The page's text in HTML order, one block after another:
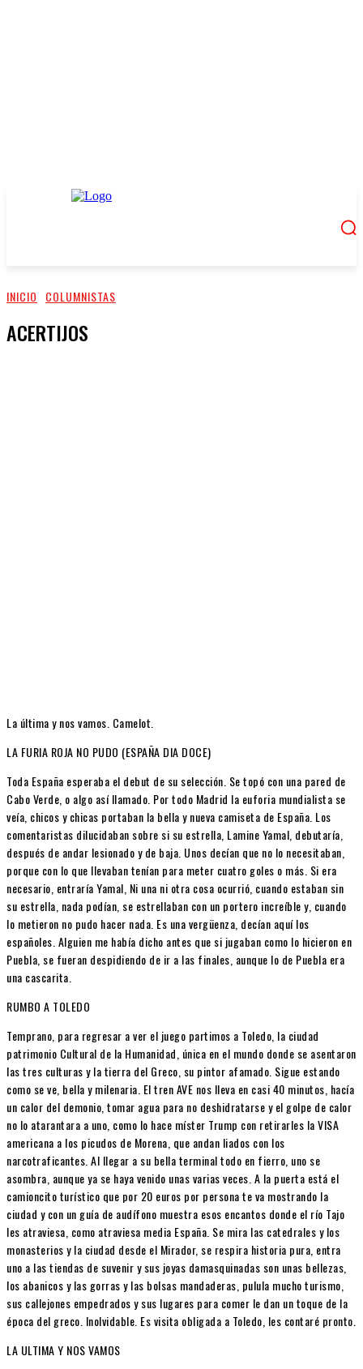
INICIO COLUMNISTAS
ACERTIJOS
La última y nos vamos. Camelot.
LA FURIA ROJA NO PUDO (ESPAÑA DIA DOCE)
Toda España esperaba el debut de su selección. Se topó con una pared de
Cabo Verde, o algo así llamado. Por todo Madrid la euforia mundialista se
veía, chicos y chicas portaban la bella y nueva camiseta de España. Los
comentaristas dilucidaban sobre si su estrella, Lamine Yamal, debutaría,
después de andar lesionado y de baja. Unos decían que no lo necesitaban,
porque con lo que llevaban tenían para meter cuatro goles o más. Si era
necesario, entraría Yamal, Ni una ni otra cosa ocurrió, cuando estaban sin
su estrella, nada podían, se estrellaban con un portero increíble y, cuando
lo metieron no pudo hacer nada. Es una vergüenza, decían aquí los
españoles. Alguien me había dicho antes que si jugaban como lo hicieron en
Puebla, se fueran despidiendo de ir a las finales, aunque lo de Puebla era
una cascarita.
RUMBO A TOLEDO
Temprano, para regresar a ver el juego partimos a Toledo, la ciudad
patrimonio Cultural de la Humanidad, única en el mundo donde se asentaron
las tres culturas y la tierra del Greco, su pintor afamado. Sigue estando
como se ve, bella y milenaria. El tren AVE nos lleva en casi 40 minutos, hacía
un calor del demonio, tomar agua para no deshidratarse y el golpe de calor
no lo atarantara a uno, como lo hace míster Trump con retirarles la VISA
americana a los picudos de Morena, que andan liados con los
narcotraficantes. Al llegar a su bella terminal todo en fierro, uno se
asombra, aunque ya se haya venido unas varias veces. A la puerta está el
camioncito turístico que por 20 euros por persona te va mostrando la
ciudad y con un guía de audífono muestra esos encantos donde el río Tajo
les atraviesa, como atraviesa media España. Se mira las catedrales y los
monasterios y la ciudad desde el Mirador, se respira historia pura, entra
uno a las tiendas de suvenir y sus joyas damasquinadas son unas bellezas,
los abanicos y las gorras y las bolsas mandaderas, pulula mucho turismo,
sus callejones empedrados y sus lugares para comer le dan un toque de la
época del greco. Inolvidable. Es visita obligada a Toledo, les contaré pronto.
LA ULTIMA Y NOS VAMOS